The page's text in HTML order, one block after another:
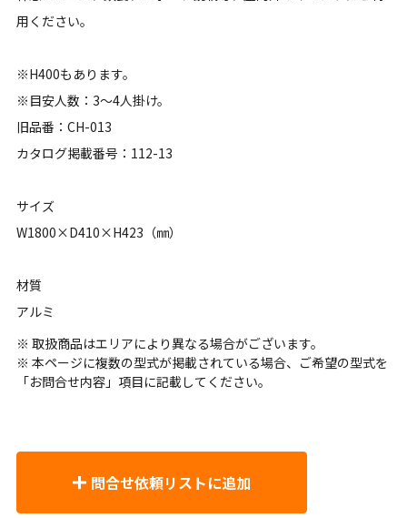
用ください。
※H400もあります。
※目安人数：3～4人掛け。
旧品番：CH-013
カタログ掲載番号：112-13
サイズ
W1800×D410×H423（㎜）
材質
アルミ
※ 取扱商品はエリアにより異なる場合がございます。
※ 本ページに複数の型式が掲載されている場合、ご希望の型式を
「お問合せ内容」項目に記載してください。
問合せ依頼リストに追加